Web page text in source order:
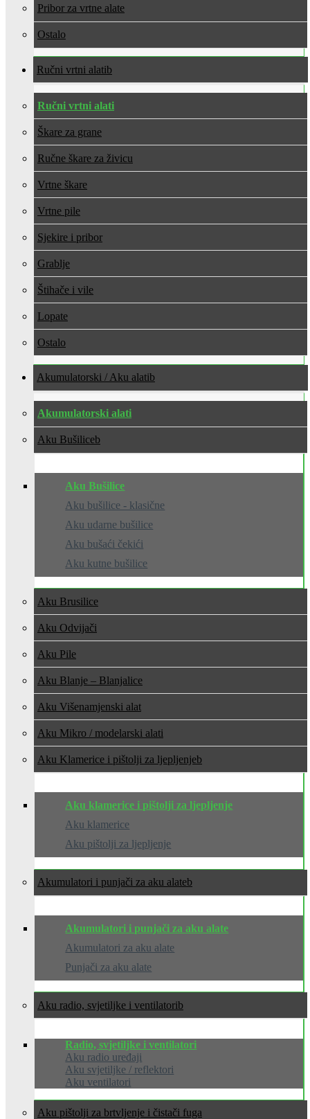
Pribor za vrtne alate
Ostalo
Ručni vrtni alati
Ručni vrtni alati
Škare za grane
Ručne škare za živicu
Vrtne škare
Vrtne pile
Sjekire i pribor
Grablje
Štihače i vile
Lopate
Ostalo
Akumulatorski / Aku alati
Akumulatorski alati
Aku Bušilice
Aku Bušilice
Aku bušilice - klasične
Aku udarne bušilice
Aku bušaći čekići
Aku kutne bušilice
Aku Brusilice
Aku Odvijači
Aku Pile
Aku Blanje – Blanjalice
Aku Višenamjenski alat
Aku Mikro / modelarski alati
Aku Klamerice i pištolji za ljepljenje
Aku klamerice i pištolji za ljepljenje
Aku klamerice
Aku pištolji za ljepljenje
Akumulatori i punjači za aku alate
Akumulatori i punjači za aku alate
Akumulatori za aku alate
Punjači za aku alate
Aku radio, svjetiljke i ventilatori
Radio, svjetiljke i ventilatori
Aku radio uređaji
Aku svjetiljke / reflektori
Aku ventilatori
Aku pištolji za brtvljenje i čistači fuga